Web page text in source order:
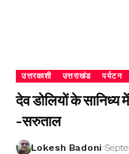
उत्तरकाशी उत्तराखंड पर्यटन
देव डोलियों के
-सरुताल
Lokesh Badoni